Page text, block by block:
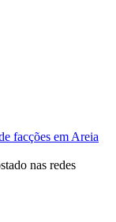
facções em Areia
nas redes